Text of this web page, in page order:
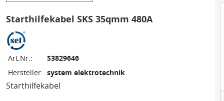
Starthilfekabel SKS 35qmm 480A
Art.Nr.:
S3829646
Hersteller: system elektrotechnik
Starthilfekabel